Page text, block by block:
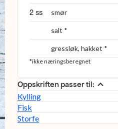
2 ss smør
salt *
gressløk, hakket *
*ikke næringsberegnet
Oppskriften passer til:
Kylling
Fisk
Storfe